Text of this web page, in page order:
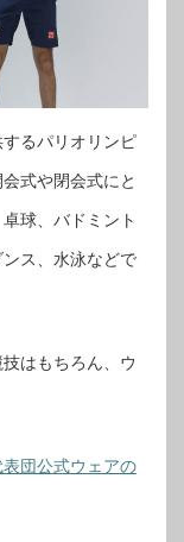
るパリオリンピ
式や閉会式にと
球、バドミント
ス、水泳などで
はもちろん、ウ
団公式ウェアの